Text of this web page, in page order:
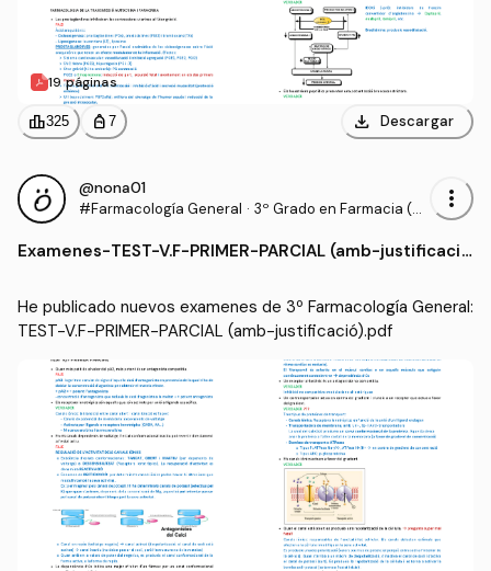
19 páginas
leaderboard325 personal_bag 7 download Descargar
@nona01
#Farmacología General · 3º Grado en Farmacia (U
more_vert
Examenes-TEST-V.F-PRIMER-PARCIAL (amb-justificaci
He publicado nuevos examenes de 3º Farmacología General:
TEST-V.F-PRIMER-PARCIAL (amb-justificació).pdf